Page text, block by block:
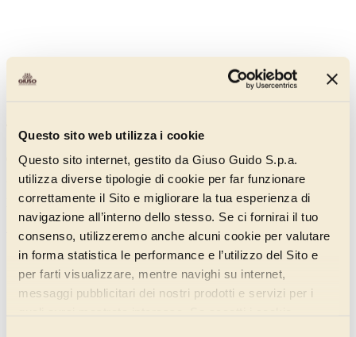
Questo sito web utilizza i cookie
Questo sito internet, gestito da Giuso Guido S.p.a.
utilizza diverse tipologie di cookie per far funzionare
correttamente il Sito e migliorare la tua esperienza di
navigazione all’interno dello stesso. Se ci fornirai il tuo
consenso, utilizzeremo anche alcuni cookie per valutare
in forma statistica le performance e l’utilizzo del Sito e
per farti visualizzare, mentre navighi su internet,
messaggi pubblicitari dei nostri prodotti e servizi per i
00629014
Un topping dal colore brillante e dal gusto deciso di pistacchio,
pronto a impreziosire gelati e dessert.
Scopri di più